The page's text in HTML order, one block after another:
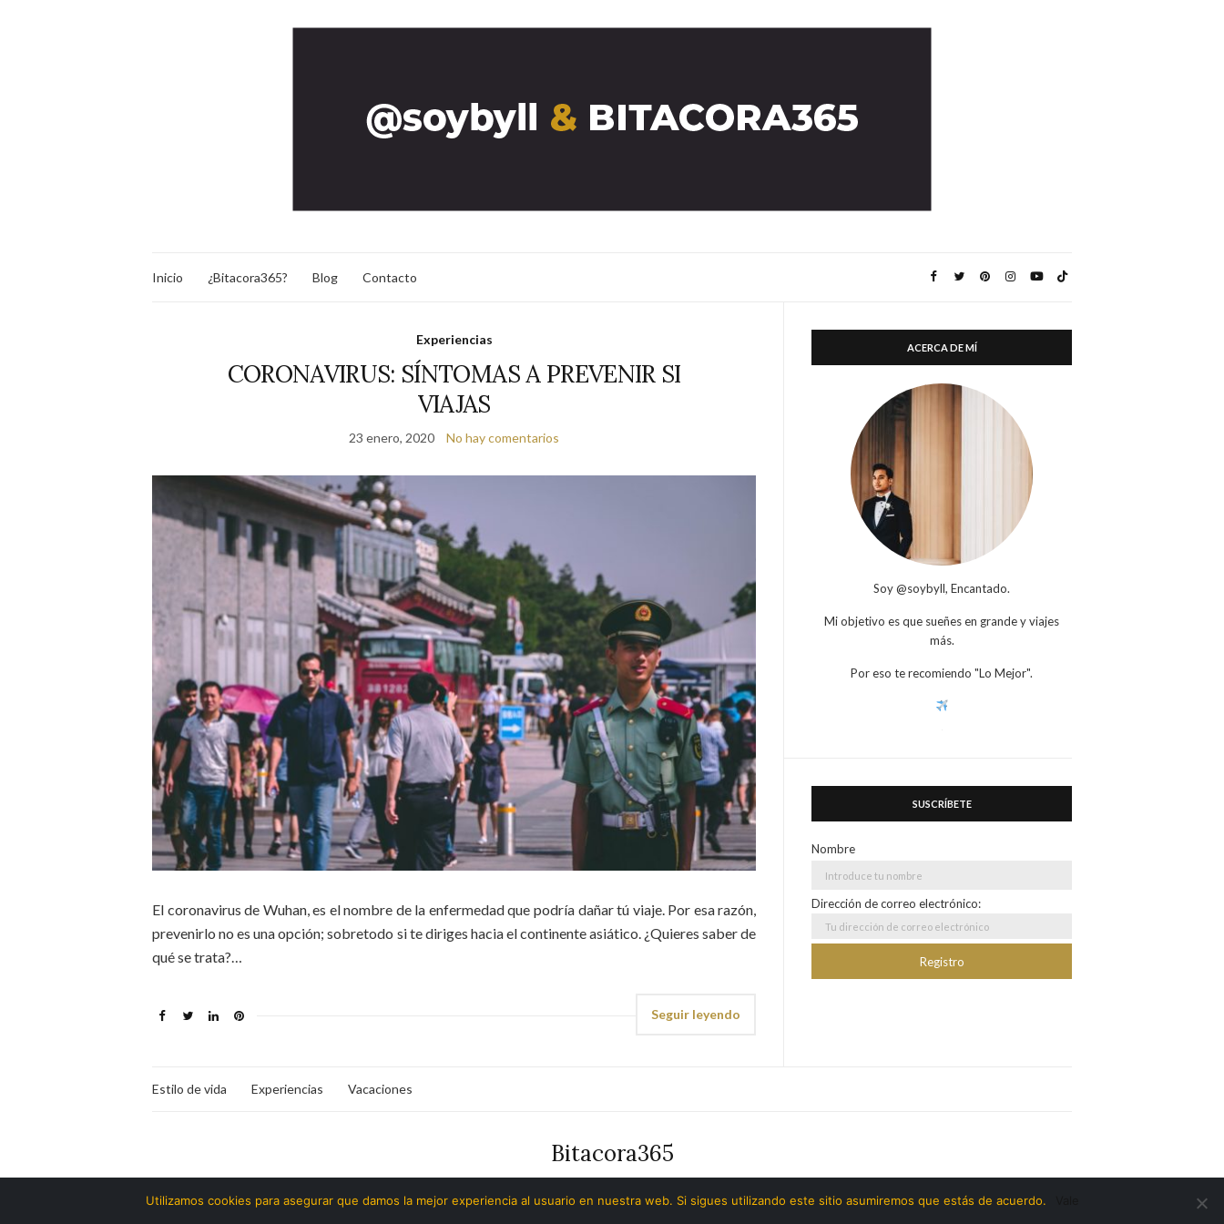
Inicio ¿Bitacora365? Blog Contacto
Experiencias
CORONAVIRUS: SÍNTOMAS A PREVENIR SI
VIAJAS
23 enero, 2020 No hay comentarios
El coronavirus de Wuhan, es el nombre de la enfermedad que podría dañar tú viaje. Por esa razón,
prevenirlo no es una opción; sobretodo si te diriges hacia el continente asiático. ¿Quieres saber de
qué se trata?…
Seguir leyendo
ACERCA DE MÍ
Soy @soybyll, Encantado.
Mi objetivo es que sueñes en grande y viajes
más.
Por eso te recomiendo "Lo Mejor".
SUSCRÍBETE
Nombre
Dirección de correo electrónico:
Estilo de vida Experiencias Vacaciones
Bitacora365
Utilizamos cookies para asegurar que damos la mejor experiencia al usuario en nuestra web. Si sigues utilizando este sitio asumiremos que estás de acuerdo.